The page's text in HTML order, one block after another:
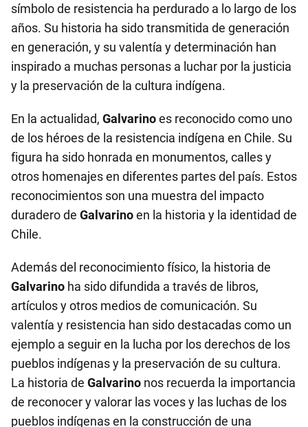
símbolo de resistencia ha perdurado a lo largo de los
años. Su historia ha sido transmitida de generación
en generación, y su valentía y determinación han
inspirado a muchas personas a luchar por la justicia
y la preservación de la cultura indígena.
En la actualidad, Galvarinoes reconocido como uno
de los héroes de la resistencia indígena en Chile. Su
figura ha sido honrada en monumentos, calles y
otros homenajes en diferentes partes del país. Estos
reconocimientos son una muestra del impacto
duradero de Galvarinoen la historia y la identidad de
Chile.
Además del reconocimiento físico, la historia de
Galvarino ha sido difundida a través de libros,
artículos y otros medios de comunicación. Su
valentía y resistencia han sido destacadas como un
ejemplo a seguir en la lucha por los derechos de los
pueblos indígenas y la preservación de su cultura.
La historia de Galvarino nos recuerda la importancia
de reconocer y valorar las voces y las luchas de los
pueblos indígenas en la construcción de una